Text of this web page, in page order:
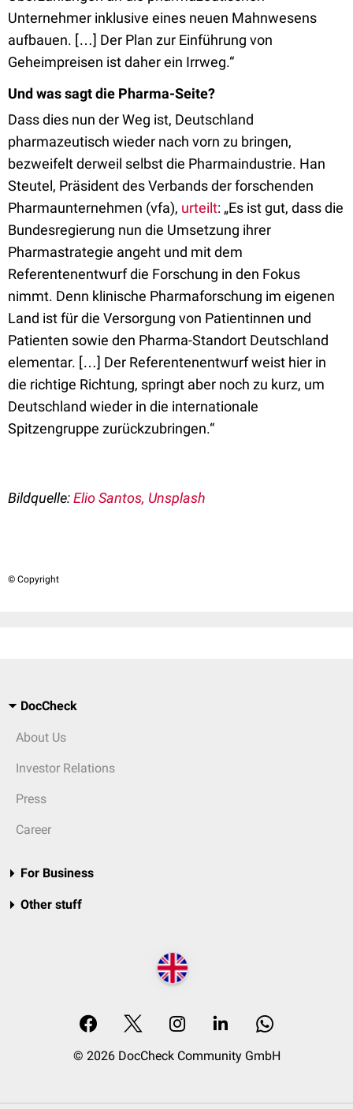
Unternehmer inklusive eines neuen Mahnwesens
aufbauen. […] Der Plan zur Einführung von
Geheimpreisen ist daher ein Irrweg.“
Und was sagt die Pharma-Seite?
Dass dies nun der Weg ist, Deutschland
pharmazeutisch wieder nach vorn zu bringen,
bezweifelt derweil selbst die Pharmaindustrie. Han
Steutel, Präsident des Verbands der forschenden
Pharmaunternehmen (vfa), urteilt: „Es ist gut, dass die
Bundesregierung nun die Umsetzung ihrer
Pharmastrategie angeht und mit dem
Referentenentwurf die Forschung in den Fokus
nimmt. Denn klinische Pharmaforschung im eigenen
Land ist für die Versorgung von Patientinnen und
Patienten sowie den Pharma-Standort Deutschland
elementar. […] Der Referentenentwurf weist hier in
die richtige Richtung, springt aber noch zu kurz, um
Deutschland wieder in die internationale
Spitzengruppe zurückzubringen.“
Bildquelle:Elio Santos, Unsplash
© Copyright
DocCheck
About Us
Investor Relations
Press
Career
For Business
Other stuff
© 2026 DocCheck Community GmbH